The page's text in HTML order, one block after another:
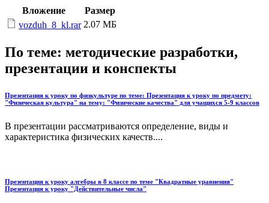
Вложение
Размер
vozduh_8_kl.rar 2.07 МБ
По теме: методические разработки,
презентации и конспекты
Презентация к уроку по физкультуре по теме: Презентация к уроку по предмету:
"Физическая культура" на тему: "Физические качества" для учащихся 5-9 классов
В презентации рассматриваются определение, виды и
характеристика физических качеств....
Презентация к уроку алгебры в 8 классе по теме "Квадратные уравнения"
Презентация к уроку "Действительные числа"